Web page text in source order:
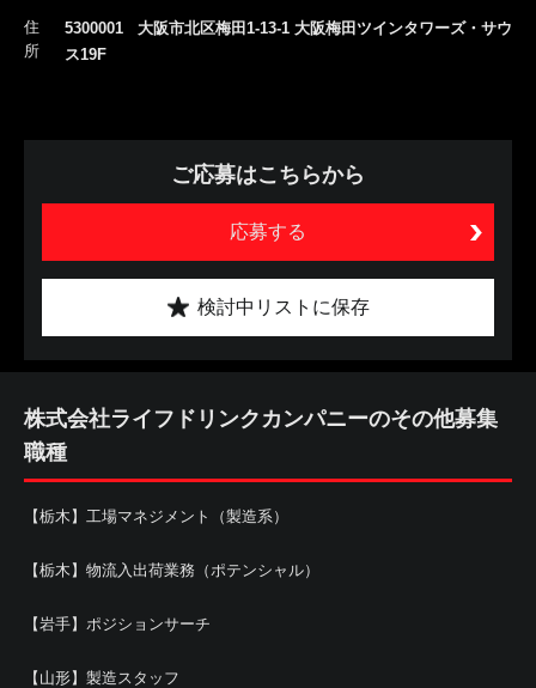
住
所
5300001 大阪市北区梅田1-13-1 大阪梅田ツインタワーズ・サウ
ス19F
ご応募はこちらから
応募する
検討中リストに保存
株式会社ライフドリンクカンパニーのその他募集
職種
【栃木】工場マネジメント（製造系）
【栃木】物流入出荷業務（ポテンシャル）
【岩手】ポジションサーチ
【山形】製造スタッフ